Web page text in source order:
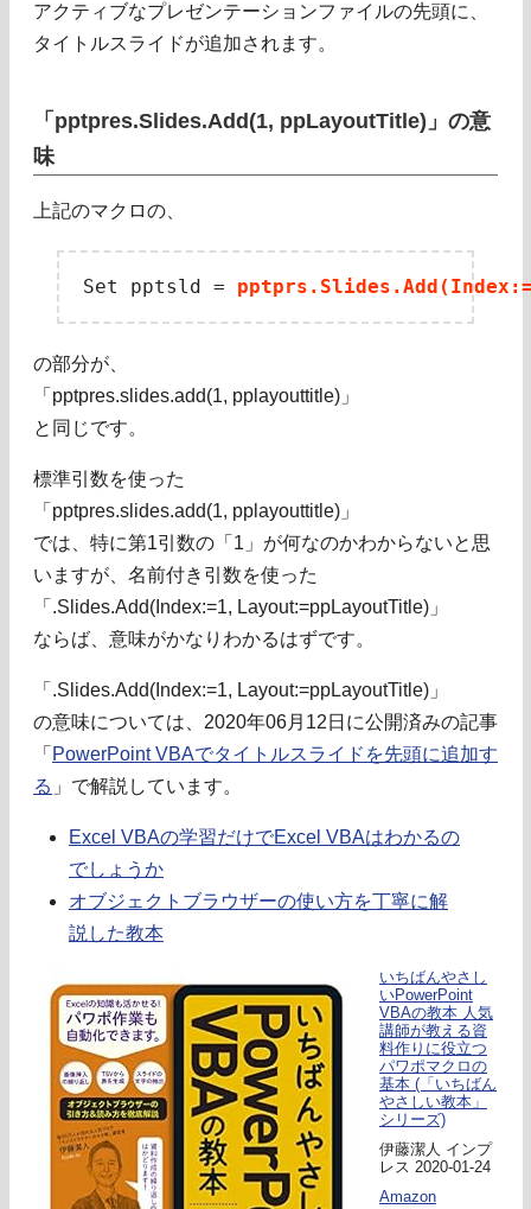
アクティブなプレゼンテーションファイルの先頭に、
タイトルスライドが追加されます。
「pptpres.Slides.Add(1, ppLayoutTitle)」の意
味
上記のマクロの、
Set pptsld =
の部分が、
「pptpres.slides.add(1, pplayouttitle)」
と同じです。
標準引数を使った
「pptpres.slides.add(1, pplayouttitle)」
では、特に第1引数の「1」が何なのかわからないと思
いますが、名前付き引数を使った
「.Slides.Add(Index:=1, Layout:=ppLayoutTitle)」
ならば、意味がかなりわかるはずです。
「.Slides.Add(Index:=1, Layout:=ppLayoutTitle)」
の意味については、2020年06月12日に公開済みの記事
「 PowerPoint VBAでタイトルスライドを先頭に追加す
る 」で解説しています。
Excel VBAの学習だけでExcel VBAはわかるの
でしょうか
オブジェクトブラウザーの使い方を丁寧に解
説した教本
いちばんやさし
いPowerPoint
VBAの教本 人気
講師が教える資
料作りに役立つ
パワポマクロの
基本 (「いちばん
やさしい教本」
シリーズ)
伊藤潔人 インプ
レス 2020-01-24
Amazon